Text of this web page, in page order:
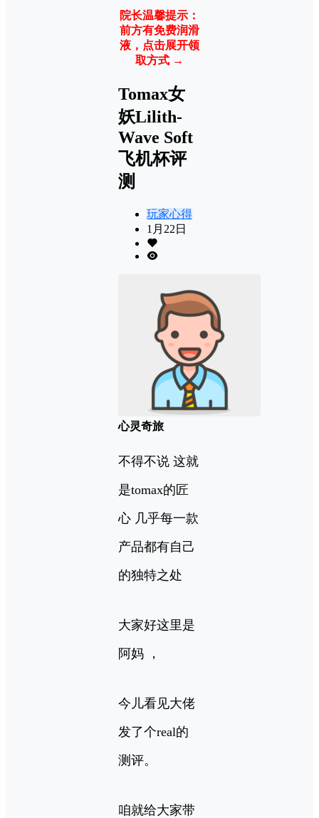
院长温馨提示：
前方有免费润滑
液，点击展开领
取方式 →
Tomax女
妖Lilith-
Wave Soft
飞机杯评
测
玩家心得
1月22日
心灵奇旅
不得不说 这就
是tomax的匠
心 几乎每一款
产品都有自己
的独特之处
大家好这里是
阿妈 ，
今儿看见大佬
发了个real的
测评。
咱就给大家带